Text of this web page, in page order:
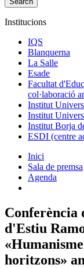
Institucions
IQS
Blanquerna
La Salle
Esade
Facultat
col·laboració
Institut
Institut
Institut Borja
ESDI (centre
Inici
Sala de premsa
Agenda
Conferència
d'Estiu
horitzons»